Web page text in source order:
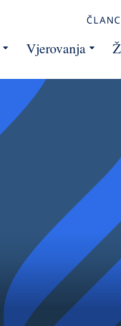
Vjerovanja